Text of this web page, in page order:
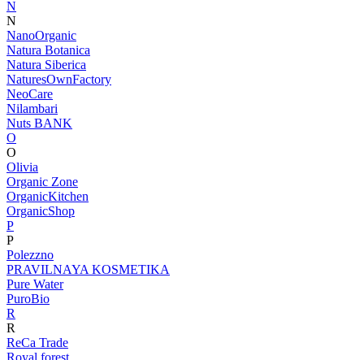
N
N
NanoOrganic
Natura Botanica
Natura Siberica
NaturesOwnFactory
NeoCare
Nilambari
Nuts BANK
O
O
Olivia
Organic Zone
OrganicKitchen
OrganicShop
P
P
Polezzno
PRAVILNAYA KOSMETIKA
Pure Water
PuroBio
R
R
ReCa Trade
Royal forest